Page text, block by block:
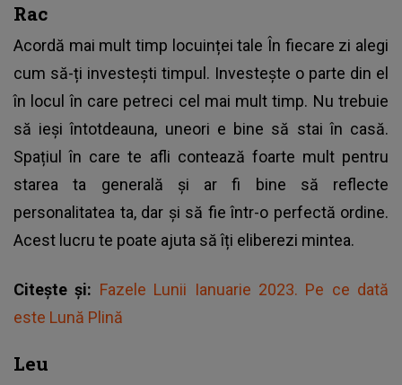
Rac
Acordă mai mult timp locuinței tale În fiecare zi alegi
cum să-ți investești timpul. Investește o parte din el
în locul în care petreci cel mai mult timp. Nu trebuie
să ieși întotdeauna, uneori e bine să stai în casă.
Spațiul în care te afli contează foarte mult pentru
starea ta generală și ar fi bine să reflecte
personalitatea ta, dar și să fie într-o perfectă ordine.
Acest lucru te poate ajuta să îți eliberezi mintea.
Citește și: Fazele Lunii Ianuarie 2023. Pe ce dată
este Lună Plină
Leu